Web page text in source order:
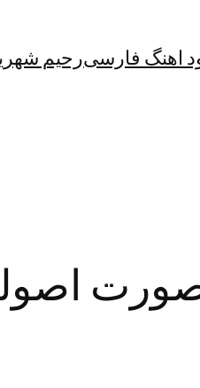
اهنگ فارسیرحیم
صورت